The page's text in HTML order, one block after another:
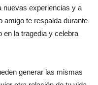
nuevas experiencias y a
amigo te respalda durante
en la tragedia y celebra
generar las mismas